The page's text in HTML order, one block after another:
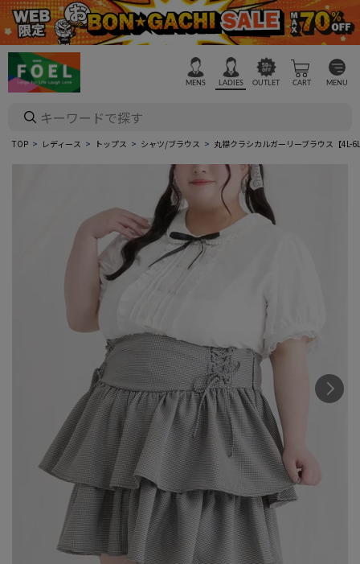
MENS LADIES OUTLET CART MENU
TOP レディース トップス シャツ/ブラウス 丸襟クラシカルガーリーブラウス【4L-